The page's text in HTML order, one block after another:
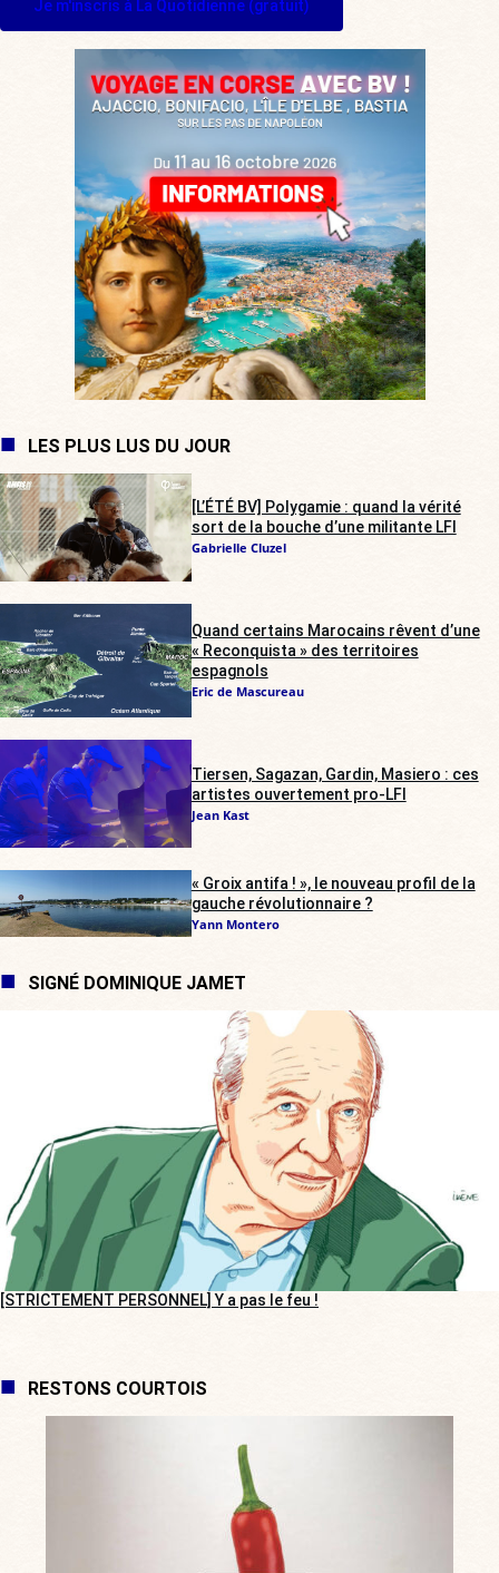
Je m'inscris à La Quotidienne (gratuit)
LES PLUS LUS DU JOUR
[L’ÉTÉ BV] Polygamie : quand la vérité
sort de la bouche d’une militante LFI
Gabrielle Cluzel
Quand certains Marocains rêvent d’une
« Reconquista » des territoires
espagnols
Eric de Mascureau
Tiersen, Sagazan, Gardin, Masiero : ces
artistes ouvertement pro-LFI
Jean Kast
« Groix antifa ! », le nouveau profil de la
gauche révolutionnaire ?
Yann Montero
SIGNÉ DOMINIQUE JAMET
[STRICTEMENT PERSONNEL] Y a pas le feu !
RESTONS COURTOIS